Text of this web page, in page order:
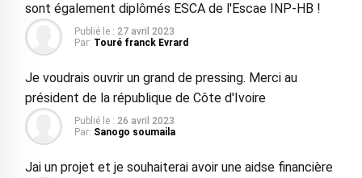
sont également diplômés ESCA de l'Escae INP-HB !
Publié le : 27 avril 2023
Par: Touré franck Evrard
Je voudrais ouvrir un grand de pressing. Merci au
président de la république de Côte d'Ivoire
Publié le : 26 avril 2023
Par: Sanogo soumaila
Jai un projet et je souhaiterai avoir une aidse financière